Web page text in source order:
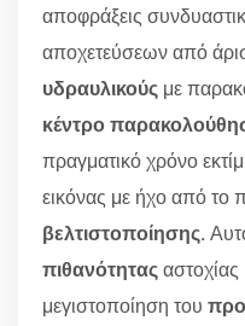
αποφράξεις
αποχετεύσεων από
υδραυλικούς με
κέντρο
πραγματικό χρόνο
εικόνας με ήχο από το
βελτιστοποίησης.
πιθανότητας
μεγιστοποίηση του